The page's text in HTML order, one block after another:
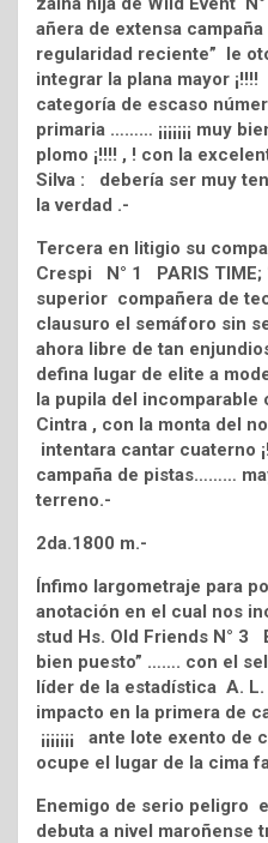
añera de extensa
regularidad reciente” le
integrar la plana mayor
categoría de escaso
primaria ……… ¡¡¡¡¡¡¡ muy
plomo ¡!!!! , ! con la
Silva : debería ser muy
la verdad .-
Tercera en litigio su
Crespi N° 1 PARIS TIME;
superior compañera de
clausuro el semáforo sin
ahora libre de tan
defina lugar de elite a
la pupila del incomparable
Cintra , con la monta del
intentara cantar cuaterno
campaña de pistas………
terreno.-
2da.1800 m.-
Ínfimo largometraje para
anotación en el cual nos
stud Hs. Old Friends N° 3
bien puesto” ……. con el
líder de la estadística A.
impacto en la primera de
¡¡¡¡¡¡¡ ante lote exento
ocupe el lugar de la cima
Enemigo de serio peligro
debuta a nivel maroñense